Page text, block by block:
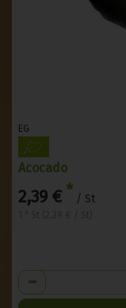
EG
Acocado
2,39 € * / St
Anzahl